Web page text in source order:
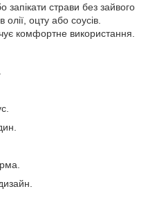
страви без зайвого
олії, оцту або соусів.
комфортне використання.